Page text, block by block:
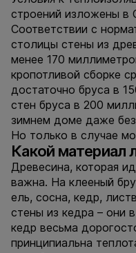
строений изложены в
Соответствии с
столицы стены из
менее 170
кропотливой сборке
достаточно бруса в
стен бруса в 200
зимнем доме даже
Но только в случае
Какой материал
Древесина, которая
важна. На клееный
ель, сосна, кедр,
стены из кедра – они
кедр весьма
принципиальна